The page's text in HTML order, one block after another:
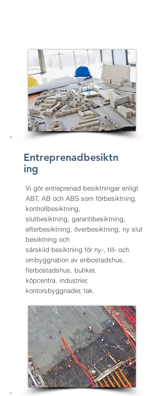
Entreprenadbesiktn
ing
Vi gör entreprenad besiktningar enligt
ABT, AB och ABS som förbesiktning,
kontrollbesiktning,
slutbesiktning, garantibesiktning,
efterbesiktning, överbesiktning, ny slut
besiktning och
särskild besiktning för ny-, till- och
ombyggnation av enbostadshus,
flerbostadshus, butiker,
köpcentra, industrier,
kontorsbyggnader, tak.